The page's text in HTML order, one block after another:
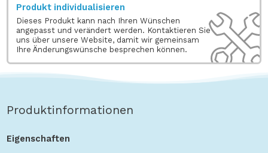
Produkt individualisieren
Dieses Produkt kann nach Ihren Wünschen
angepasst und verändert werden. Kontaktieren Sie
uns über unsere Website, damit wir gemeinsam
Ihre Änderungswünsche besprechen können.
Produktinformationen
Eigenschaften